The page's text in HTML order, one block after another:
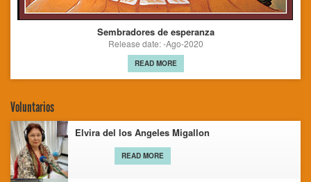
Sembradores de esperanza
Release date: -Ago-2020
READ MORE
Voluntarios
Elvira del los Angeles Migallon
READ MORE